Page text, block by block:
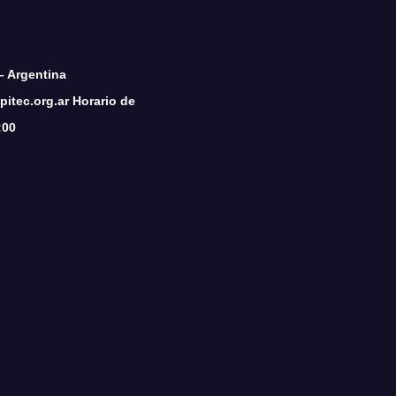
Argentina
Horario de